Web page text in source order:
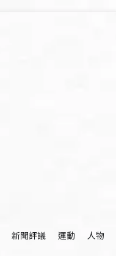
新聞評議 運動 人物